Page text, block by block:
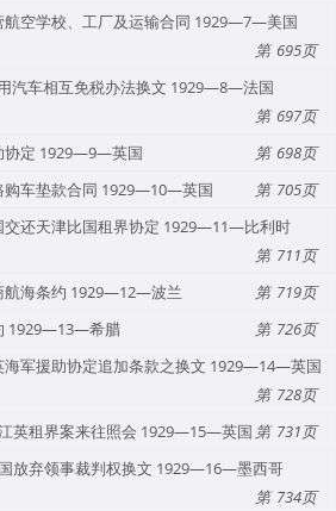
空学校、工厂及运输合同 1929—7—美国
695
汽车相互免税办法换文 1929—8—法国
697
协定 1929—9—英国
698
车垫款合同 1929—10—英国
705
还天津比国租界协定 1929—11—比利时
711
海条约 1929—12—波兰
719
1929—13—希腊
726
军援助协定追加条款之换文 1929—14—英国
728
英租界案来往照会 1929—15—英国
731
放弃领事裁判权换文 1929—16—墨西哥
734